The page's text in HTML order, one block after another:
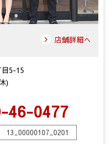
店舗詳細へ
5-15
)
46-0477
13_00000107_0201